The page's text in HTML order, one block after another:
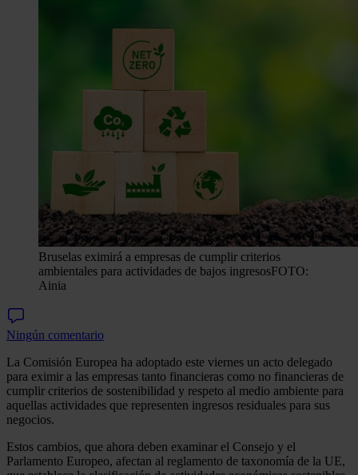
Bruselas eximirá a empresas de cumplir criterios
ambientales para actividades de bajos ingresosFOTO:
Ainia
Ningún comentario
La Comisión Europea ha adoptado este viernes un acto delegado
para eximir a las empresas tanto financieras como no financieras de
cumplir criterios de sostenibilidad y respeto al medio ambiente para
aquellas actividades que representen ingresos residuales para sus
negocios.
Estos cambios, que ahora deben examinar el Consejo y el
Parlamento Europeo, afectan al reglamento de taxonomía de la UE,